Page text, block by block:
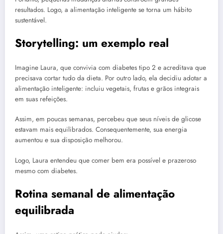
resultados. Logo, a alimentação inteligente se torna um hábito
sustentável.
Storytelling: um exemplo real
Imagine Laura, que convivia com diabetes tipo 2 e acreditava que
precisava cortar tudo da dieta. Por outro lado, ela decidiu adotar a
alimentação inteligente: incluiu vegetais, frutas e grãos integrais
em suas refeições.
Assim, em poucas semanas, percebeu que seus níveis de glicose
estavam mais equilibrados. Consequentemente, sua energia
aumentou e sua disposição melhorou.
Logo, Laura entendeu que comer bem era possível e prazeroso
mesmo com diabetes.
Rotina semanal de alimentação
equilibrada